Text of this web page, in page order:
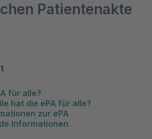
Patientenakte
für alle?
hat die ePA für alle?
zur ePA
Informationen